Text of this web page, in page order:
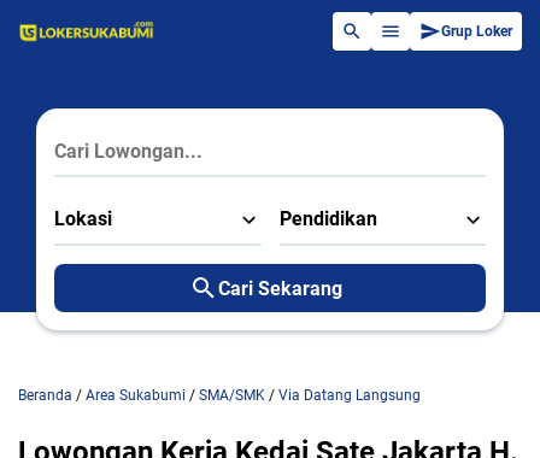
Grup Loker
Lokasi Pendidikan
Cari Sekarang
Beranda / Area Sukabumi / SMA/SMK / Via Datang Langsung